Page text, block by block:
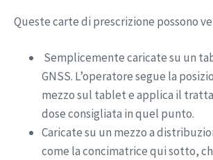
Queste carte di prescrizione possono
Semplicemente caricate su un
GNSS. L’operatore segue la
mezzo sul tablet e applica il
dose consigliata in quel punto.
Caricate su un mezzo a
come la concimatrice qui sotto,